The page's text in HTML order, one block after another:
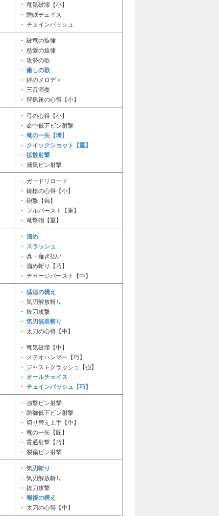
・ 竜気破壊【小】
・ 睡眠チェイス
・ チェインバッシュ
・ 破竜の旋律
・ 慈愛の旋律
・ 攻勢の歌
・ 癒しの歌
・ 絆のメロディ
・ 三音演奏
・ 狩猟笛の心得【小】
・ 弓の心得【小】
・ 命中低下ビン射撃
・ 竜の一矢【壊】
・ クイックショット【重】
・ 拡散射撃
・ 減気ビン射撃
・ ガードリロード
・ 銃槍の心得【小】
・ 砲撃【鈍】
・ フルバースト【重】
・ 竜撃砲【重】
・ 溜め
・ スラッシュ
・ 真・薙ぎ払い
・ 溜め斬り【巧】
・ チャージバースト【中】
・ 猛追の構え
・ 気刃解放斬り
・ 抜刀攻撃
・ 気刃無双斬り
・ 太刀の心得【中】
・ 竜気破壊【中】
・ メテオハンマー【巧】
・ ジャストクラッシュ【強】
・ オールチェイス
・ チェインバッシュ【巧】
・ 強撃ビン射撃
・ 防御低下ビン射撃
・ 切り替え上手【中】
・ 竜の一矢【匠】
・ 貫通射撃【巧】
・ 裂傷ビン射撃
・ 気刃斬り
・ 気刃解放斬り
・ 抜刀攻撃
・ 報復の構え
・ 太刀の心得【中】